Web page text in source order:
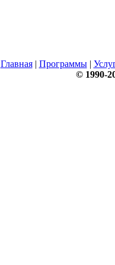
Главная| Программы|
© 1990-